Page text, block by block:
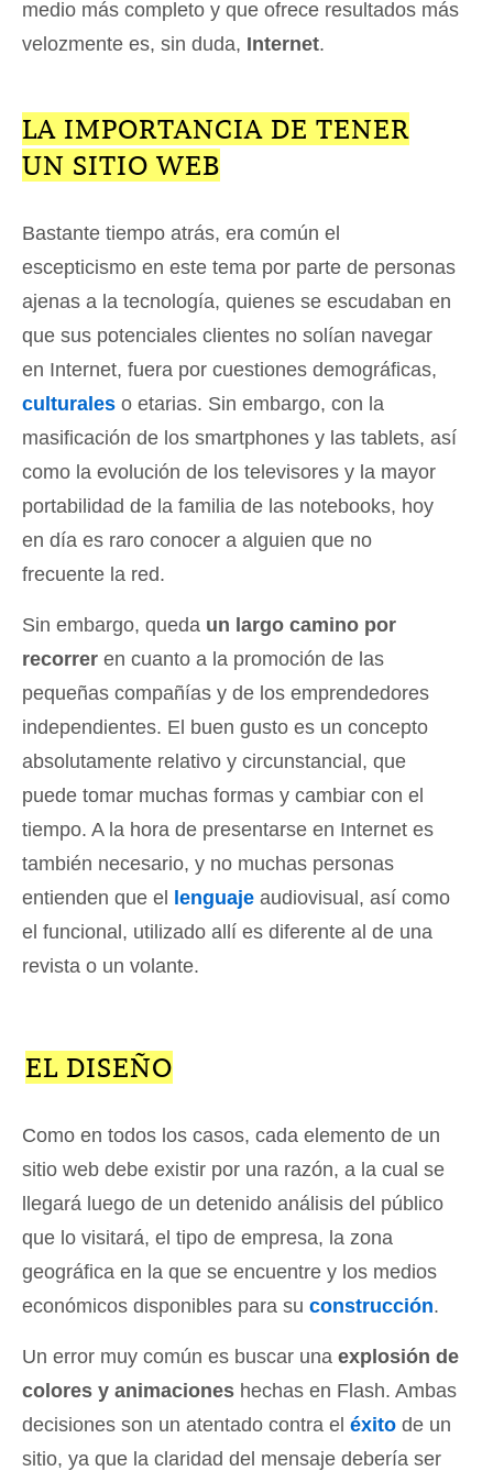
medio más completo y que ofrece resultados más
velozmente es, sin duda, Internet.
LA IMPORTANCIA DE TENER
UN SITIO WEB
Bastante tiempo atrás, era común el
escepticismo en este tema por parte de personas
ajenas a la tecnología, quienes se escudaban en
que sus potenciales clientes no solían navegar
en Internet, fuera por cuestiones demográficas,
culturales o etarias. Sin embargo, con la
masificación de los smartphones y las tablets, así
como la evolución de los televisores y la mayor
portabilidad de la familia de las notebooks, hoy
en día es raro conocer a alguien que no
frecuente la red.
Sin embargo, queda un largo camino por
recorrer en cuanto a la promoción de las
pequeñas compañías y de los emprendedores
independientes. El buen gusto es un concepto
absolutamente relativo y circunstancial, que
puede tomar muchas formas y cambiar con el
tiempo. A la hora de presentarse en Internet es
también necesario, y no muchas personas
entienden que el lenguaje audiovisual, así como
el funcional, utilizado allí es diferente al de una
revista o un volante.
EL DISEÑO
Como en todos los casos, cada elemento de un
sitio web debe existir por una razón, a la cual se
llegará luego de un detenido análisis del público
que lo visitará, el tipo de empresa, la zona
geográfica en la que se encuentre y los medios
económicos disponibles para su construcción.
Un error muy común es buscar una explosión de
colores y animaciones hechas en Flash. Ambas
decisiones son un atentado contra el éxito de un
sitio, ya que la claridad del mensaje debería ser